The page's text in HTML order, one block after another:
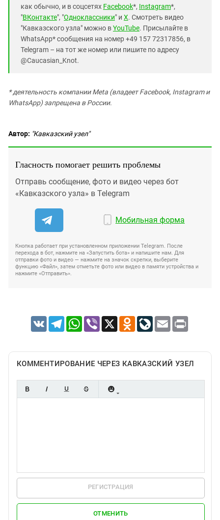
как обычно, и в соцсетях Facebook*, Instagram*,
"ВКонтакте", "Одноклассники" и X. Смотреть видео
"Кавказского узла" можно вYouTube. Присылайте в
WhatsApp* сообщения на номер +49 157 72317856, в
Telegram – на тот же номер или пишите по адресу
@Caucasian_Knot.
* деятельность компании Meta (владеет Facebook, Instagram и
WhatsApp) запрещена в России.
Автор: "Кавказский узел"
Гласность помогает решить проблемы
Отправь сообщение, фото и видео через бот
«Кавказского узла» в Telegram
Мобильная форма
Кнопка работает при установленном приложении Telegram. После
перехода в бот, нажмите на «Запустить бота» и напишите нам. Для
отправки фото и видео — нажмите на значок скрепки, выберите
функцию «Файл», затем отметьте фото или видео в памяти устройства и
нажмите «Отправить».
VK TelegramWhatsApp
Viber X Odnoklassniki
LiveJournal
Email Print
КОММЕНТИРОВАНИЕ ЧЕРЕЗ КАВКАЗСКИЙ УЗЕЛ
РЕГИСТРАЦИЯ
ОТМЕНИТЬ